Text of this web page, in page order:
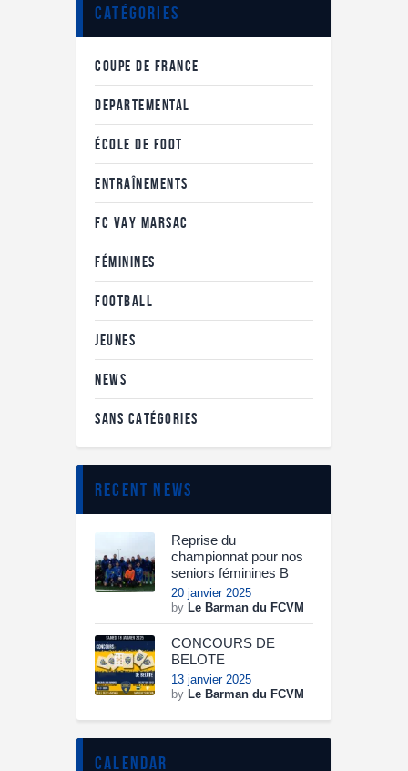
Catégories
COUPE DE FRANCE
DEPARTEMENTAL
ÉCOLE DE FOOT
ENTRAÎNEMENTS
FC VAY MARSAC
FÉMININES
FOOTBALL
JEUNES
NEWS
SANS CATÉGORIES
recent news
Reprise du
championnat pour nos
seniors féminines B
20 janvier 2025
by Le Barman du FCVM
CONCOURS DE
BELOTE
13 janvier 2025
by Le Barman du FCVM
calendar